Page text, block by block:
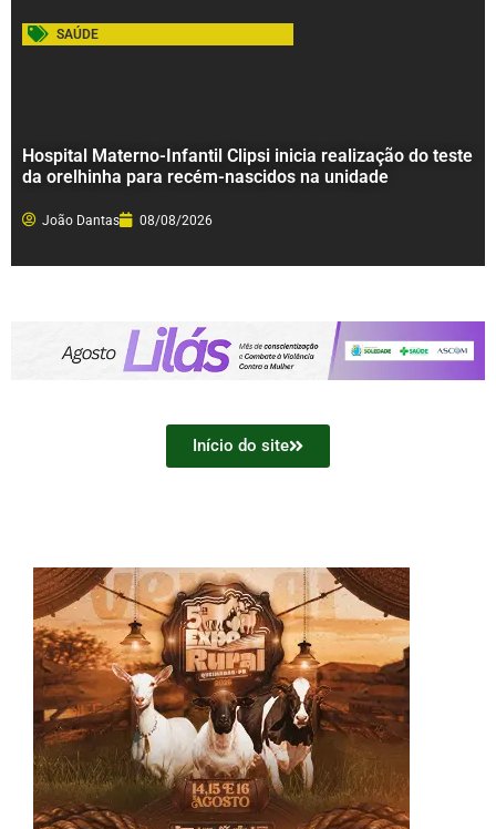
SAÚDE
Hospital Materno-Infantil Clipsi inicia realização do teste
da orelhinha para recém-nascidos na unidade
João Dantas 08/08/2026
Início do site